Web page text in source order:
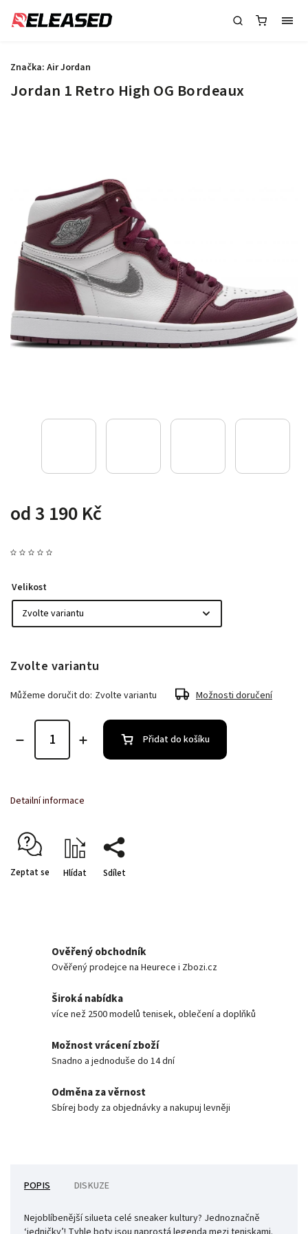
Jordan 1 Retro High OG Bordeaux
od3 190 Kč
Značka: Air Jordan
Velikost
Zvolte variantu
Můžeme doručit do: Zvolte variantu Možnosti doručení
Přidat do košíku
Detailní informace
Zeptat se Hlídat Sdílet
Ověřený obchodník
Ověřený prodejce na Heurece i Zbozi.cz
Široká nabídka
více než 2500 modelů tenisek, oblečení a doplňků
Možnost vrácení zboží
Snadno a jednoduše do 14 dní
Odměna za věrnost
Sbírej body za objednávky a nakupuj levněji
POPIS DISKUZE
Nejoblíbenější silueta celé sneaker kultury? Jednoznačně